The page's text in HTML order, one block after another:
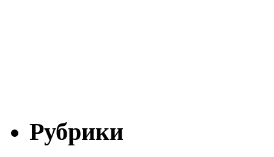
Рубрики